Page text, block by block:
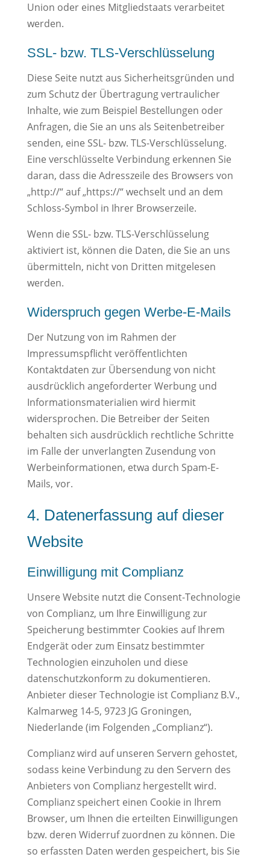
Union oder eines Mitgliedstaats verarbeitet
werden.
SSL- bzw. TLS-Verschlüsselung
Diese Seite nutzt aus Sicherheitsgründen und
zum Schutz der Übertragung vertraulicher
Inhalte, wie zum Beispiel Bestellungen oder
Anfragen, die Sie an uns als Seitenbetreiber
senden, eine SSL- bzw. TLS-Verschlüsselung.
Eine verschlüsselte Verbindung erkennen Sie
daran, dass die Adresszeile des Browsers von
„http://“ auf „https://“ wechselt und an dem
Schloss-Symbol in Ihrer Browserzeile.
Wenn die SSL- bzw. TLS-Verschlüsselung
aktiviert ist, können die Daten, die Sie an uns
übermitteln, nicht von Dritten mitgelesen
werden.
Widerspruch gegen Werbe-E-Mails
Der Nutzung von im Rahmen der
Impressumspflicht veröffentlichten
Kontaktdaten zur Übersendung von nicht
ausdrücklich angeforderter Werbung und
Informationsmaterialien wird hiermit
widersprochen. Die Betreiber der Seiten
behalten sich ausdrücklich rechtliche Schritte
im Falle der unverlangten Zusendung von
Werbeinformationen, etwa durch Spam-E-
Mails, vor.
4. Datenerfassung auf dieser
Website
Einwilligung mit Complianz
Unsere Website nutzt die Consent-Technologie
von Complianz, um Ihre Einwilligung zur
Speicherung bestimmter Cookies auf Ihrem
Endgerät oder zum Einsatz bestimmter
Technologien einzuholen und diese
datenschutzkonform zu dokumentieren.
Anbieter dieser Technologie ist Complianz B.V.,
Kalmarweg 14-5, 9723 JG Groningen,
Niederlande (im Folgenden „Complianz“).
Complianz wird auf unseren Servern gehostet,
sodass keine Verbindung zu den Servern des
Anbieters von Complianz hergestellt wird.
Complianz speichert einen Cookie in Ihrem
Browser, um Ihnen die erteilten Einwilligungen
bzw. deren Widerruf zuordnen zu können. Die
so erfassten Daten werden gespeichert, bis Sie